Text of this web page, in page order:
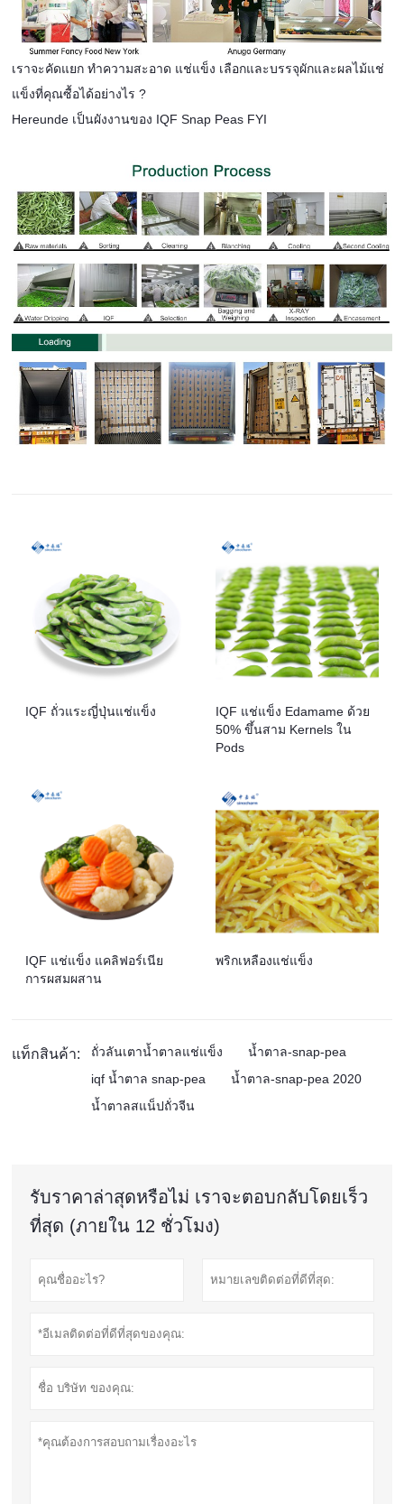
เราจะคัดแยก ทำความสะอาด แช่แข็ง เลือกและบรรจุผักและผลไม้แช่
แข็งที่คุณซื้อได้อย่างไร ?
Hereunde เป็นผังงานของ IQF Snap Peas FYI
IQF ถั่วแระญี่ปุ่นแช่แข็ง
IQF แช่แข็ง Edamame ด้วย
50% ขึ้นสาม Kernels ใน
Pods
IQF แช่แข็ง แคลิฟอร์เนีย
การผสมผสาน
พริกเหลืองแช่แข็ง
แท็กสินค้า: ถั่วลันเตาน้ำตาลแช่แข็ง
น้ำตาล-snap-pea
iqf น้ำตาล snap-pea
น้ำตาล-snap-pea 2020
น้ำตาลสแน็ปถั่วจีน
รับราคาล่าสุดหรือไม่ เราจะตอบกลับโดยเร็ว
ที่สุด (ภายใน 12 ชั่วโมง)